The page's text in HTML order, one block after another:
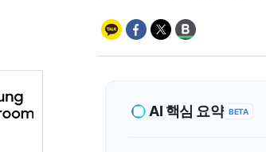
AI 핵심 요약 BETA